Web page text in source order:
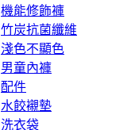
機能修飾褲
竹炭抗菌纖維
淺色不顯色
男童內褲
配件
水餃襯墊
洗衣袋